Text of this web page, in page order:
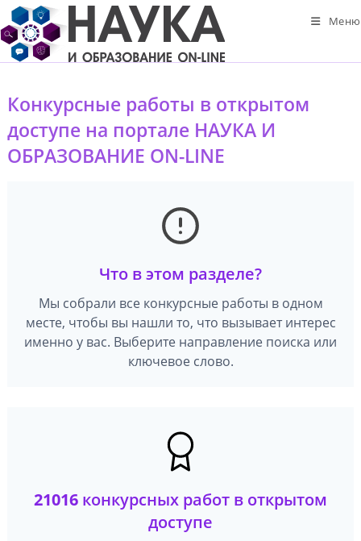
Перейти
к
содержимому
Меню
Конкурсные работы в открытом
доступе на портале НАУКА И
ОБРАЗОВАНИЕ ON-LINE
Что в этом разделе?
Мы собрали все конкурсные работы в одном
месте, чтобы вы нашли то, что вызывает интерес
именно у вас. Выберите направление поиска или
ключевое слово.
21016 конкурсных работ в открытом
доступе